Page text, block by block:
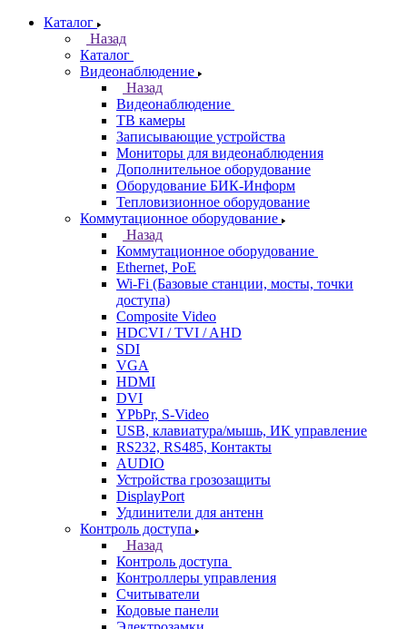
Каталог
Назад
Каталог
Видеонаблюдение
Назад
Видеонаблюдение
ТВ камеры
Записывающие устройства
Мониторы для видеонаблюдения
Дополнительное оборудование
Оборудование БИК-Информ
Тепловизионное оборудование
Коммутационное оборудование
Назад
Коммутационное оборудование
Ethernet, PoE
Wi-Fi (Базовые станции, мосты, точки
доступа)
Composite Video
HDCVI / TVI / AHD
SDI
VGA
HDMI
DVI
YPbPr, S-Video
USB, клавиатура/мышь, ИК управление
RS232, RS485, Контакты
AUDIO
Устройства грозозащиты
DisplayPort
Удлинители для антенн
Контроль доступа
Назад
Контроль доступа
Контроллеры управления
Считыватели
Кодовые панели